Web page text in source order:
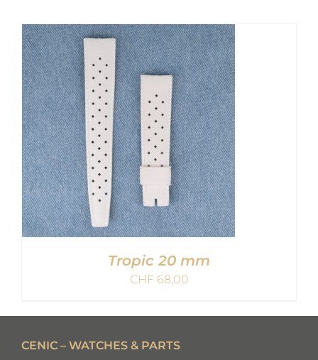
AJOUTER AU PANIER
DETAILS
Tropic 20 mm
CHF68,00
CENIC – WATCHES & PARTS